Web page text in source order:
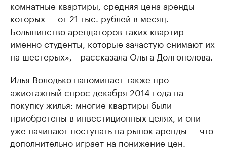
комнатные квартиры, средняя цена аренды
которых — от 21 тыс. рублей в месяц.
Большинство арендаторов таких квартир —
именно студенты, которые зачастую снимают их
на шестерых», - рассказала Ольга Долгополова.
Илья Володько напоминает также про
ажиотажный спрос декабря 2014 года на
покупку жилья: многие квартиры были
приобретены в инвестиционных целях, и они
уже начинают поступать на рынок аренды — что
дополнительно играет на понижение цен.